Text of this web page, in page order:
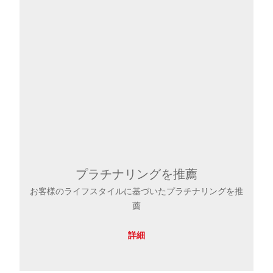
プラチナリングを推薦
お客様のライフスタイルに基づいたプラチナリングを推
薦
詳細